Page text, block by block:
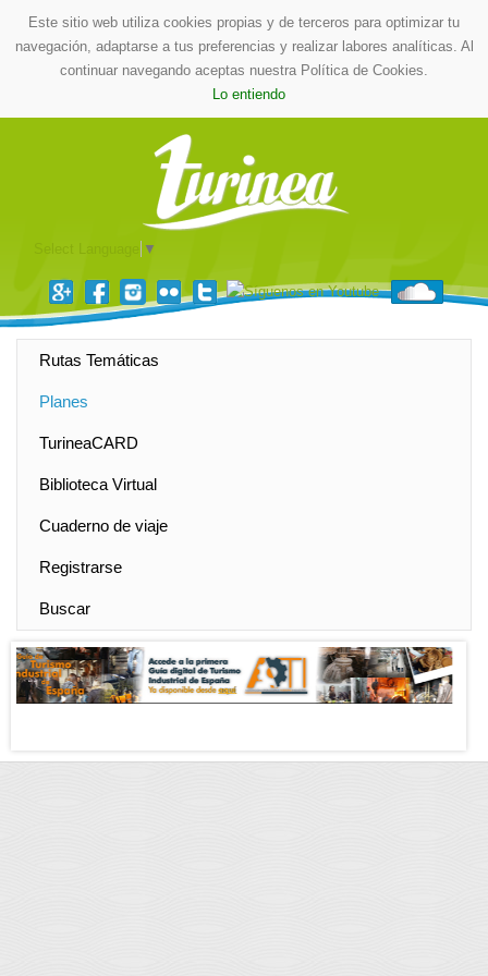
Este sitio web utiliza cookies propias y de terceros para optimizar tu
navegación, adaptarse a tus preferencias y realizar labores analíticas. Al
continuar navegando aceptas nuestra Política de Cookies.
Lo entiendo
▼
Rutas Temáticas
Planes
TurineaCARD
Biblioteca Virtual
Cuaderno de viaje
Registrarse
Buscar